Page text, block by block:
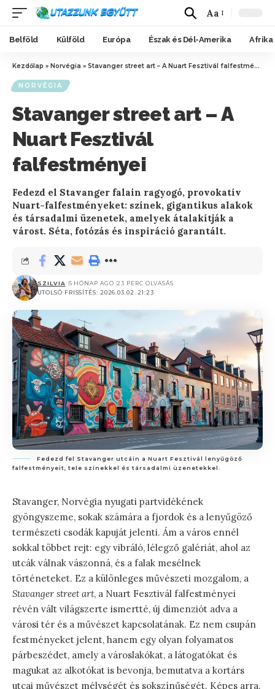
Aa
Belföld Külföld Európa Észak és Dél-Amerika Afrika
Kezdőlap » Norvégia » Stavanger street art – A Nuart Fesztivál falfestményei
NORVÉGIA
Stavanger street art – A
Nuart Fesztivál
falfestményei
Fedezd el Stavanger falain ragyogó, provokatív
Nuart-falfestményeket: színek, gigantikus alakok
és társadalmi üzenetek, amelyek átalakítják a
várost. Séta, fotózás és inspiráció garantált.
UTOLSÓ FRISSÍTÉS: 2026.03.02. 21:23
SZILVIA 5 HÓNAP AGO 23 PERC OLVASÁS
Fedezd fel Stavanger utcáin a Nuart Fesztivál lenyűgöző
falfestményeit, tele színekkel és társadalmi üzenetekkel.
Stavanger, Norvégia nyugati partvidékének
gyöngyszeme, sokak számára a fjordok és a lenyűgöző
természeti csodák kapuját jelenti. Ám a város ennél
sokkal többet rejt: egy vibráló, lélegző galériát, ahol az
utcák válnak vászonná, és a falak mesélnek
történeteket. Ez a különleges művészeti mozgalom, a
Stavanger street art, a Nuart Fesztivál falfestményei
révén vált világszerte ismertté, új dimenziót adva a
városi tér és a művészet kapcsolatának. Ez nem csupán
festményeket jelent, hanem egy olyan folyamatos
párbeszédet, amely a városlakókat, a látogatókat és
magukat az alkotókat is bevonja, bemutatva a kortárs
utcai művészet mélységét és sokszínűségét. Képes arra,